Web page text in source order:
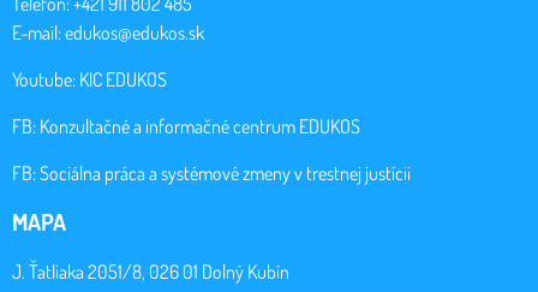
E-mail:edukos@edukos.sk
Youtube: KIC EDUKOS
FB: Konzultačné a informačné centrum EDUKOS
FB:Sociálna práca a systémové zmeny v trestnej justícii
MAPA
J. Ťatliaka 2051/8, 026 01 Dolný Kubín